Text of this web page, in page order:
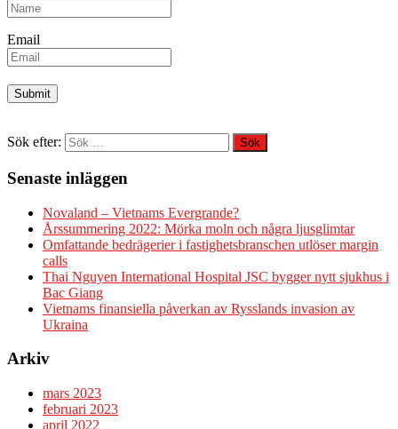
Email
Sök efter:
Senaste inläggen
Novaland – Vietnams Evergrande?
Årssummering 2022: Mörka moln och några ljusglimtar
Omfattande bedrägerier i fastighetsbranschen utlöser margin
calls
Thai Nguyen International Hospital JSC bygger nytt sjukhus i
Bac Giang
Vietnams finansiella påverkan av Rysslands invasion av
Ukraina
Arkiv
mars 2023
februari 2023
april 2022